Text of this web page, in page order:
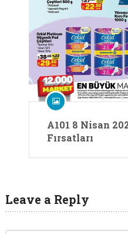
A101 8 Nisan
Fırsatları
Leave a Reply